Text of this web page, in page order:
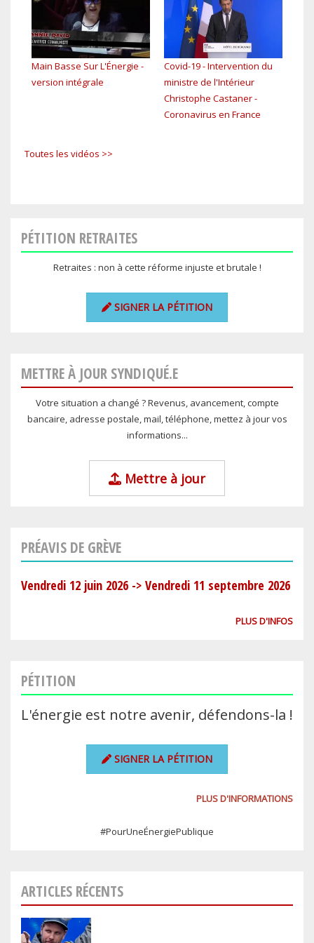
Main Basse Sur L'Énergie -
version intégrale
Covid-19 - Intervention du
ministre de l'Intérieur
Christophe Castaner -
Coronavirus en France
Toutes les vidéos >>
PÉTITION RETRAITES
Retraites : non à cette réforme injuste et brutale !
SIGNER LA PÉTITION
METTRE À JOUR SYNDIQUÉ.E
Votre situation a changé ? Revenus, avancement, compte
bancaire, adresse postale, mail, téléphone, mettez à jour vos
informations...
Mettre à jour
PRÉAVIS DE GRÈVE
Vendredi 12 juin 2026 -> Vendredi 11 septembre 2026
PLUS D'INFOS
PÉTITION
L'énergie est notre avenir, défendons-la !
SIGNER LA PÉTITION
PLUS D'INFORMATIONS
#PourUneÉnergiePublique
ARTICLES RÉCENTS